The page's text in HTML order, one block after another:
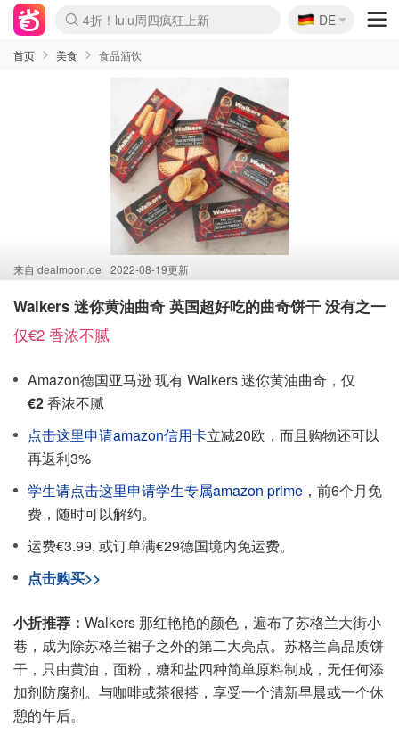
Boticinal 夏促开抢！
4折！lulu周四疯狂上新
还没结束！&OtherStories大促
Joybuy变相75折 随时失效
速领！Stanley独家85折
疑似霸哥！Camper额外叠85折
Zalando 奥莱闪促！每日更新
Moncler反季囤！5折起+叠9折
Coach Brooklyn仅€192
🇩🇪
DE
首页 美食 食品酒饮
来自 dealmoon.de 2022-08-19更新
Walkers 迷你黄油曲奇 英国超好吃的曲奇饼干 没有之一
仅€2 香浓不腻
Amazon德国亚马逊 现有 Walkers 迷你黄油曲奇，仅
€2香浓不腻
点击这里申请amazon信用卡立减20欧，而且购物还可以
再返利3%
学生请点击这里申请学生专属amazon prime ，前6个月免
费，随时可以解约。
运费€3.99, 或订单满€29德国境内免运费。
点击购买>>
小折推荐： Walkers 那红艳艳的颜色，遍布了苏格兰大街小
巷，成为除苏格兰裙子之外的第二大亮点。苏格兰高品质饼
干，只由黄油，面粉，糖和盐四种简单原料制成，无任何添
加剂防腐剂。与咖啡或茶很搭，享受一个清新早晨或一个休
憩的午后。